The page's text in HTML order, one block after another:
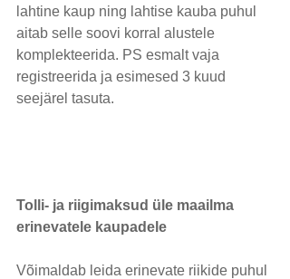
lahtine kaup ning lahtise kauba puhul
aitab selle soovi korral alustele
komplekteerida. PS esmalt vaja
registreerida ja esimesed 3 kuud
seejärel tasuta.
Tolli- ja riigimaksud üle maailma
erinevatele kaupadele
Võimaldab leida erinevate riikide puhul